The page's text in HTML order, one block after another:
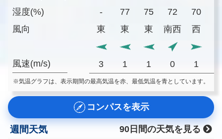
湿度(%)
風向
風速(m/s)
-
77 75 72 70
東
東 東 南西 西
3 1 1 0 1
※気温グラフは、表示期間の最高気温を赤、最低気温を青としています。
コンパスを表示
週間天気
90日間の天気を見る